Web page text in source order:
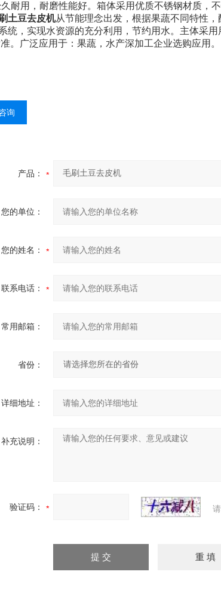
耐用，耐磨性能好。箱体采用优质不锈钢材质，
土豆去皮机从节能理念出发，根据果蔬不同特性
统，实现水资源的充分利用，节约用水。主体采
。广泛应用于：果蔬，水产深加工企业选购应用。
询
产品：
您的单位：
您的姓名：
联系电话：
常用邮箱：
省份：
详细地址：
补充说明：
验证码：